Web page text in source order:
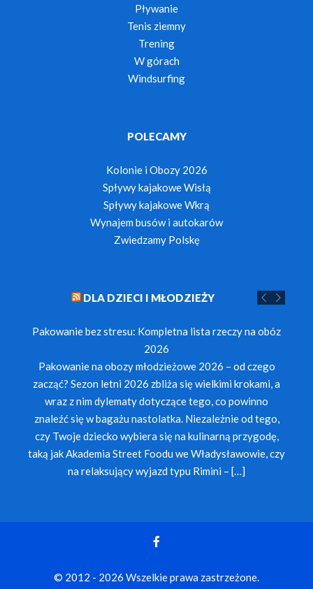
Pływanie
Tenis ziemny
Trening
W górach
Windsurfing
POLECAMY
Kolonie i Obozy 2026
Spływy kajakowe Wisłą
Spływy kajakowe Wkrą
Wynajem busów i autokarów
Zwiedzamy Polskę
DLA DZIECI I MŁODZIEŻY
Pakowanie bez stresu: Kompletna lista rzeczy na obóz
2026
Pakowanie na obozy młodzieżowe 2026 – od czego
zacząć? Sezon letni 2026 zbliża się wielkimi krokami, a
wraz z nim dylematy dotyczące tego, co powinno
znaleźć się w bagażu nastolatka. Niezależnie od tego,
czy Twoje dziecko wybiera się na kulinarną przygodę,
taką jak Akademia Street Foodu we Władysławowie, czy
na relaksujący wyjazd typu Rimini – […]
© 2012 - 2026 Wszelkie prawa zastrzeżone.